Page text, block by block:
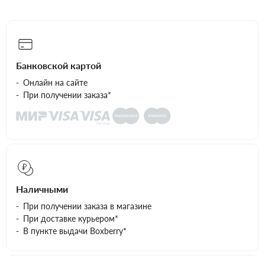
Банковской картой
Онлайн на сайте
При получении заказа*
Наличными
При получении заказа в магазине
При доставке курьером*
В пункте выдачи Boxberry*